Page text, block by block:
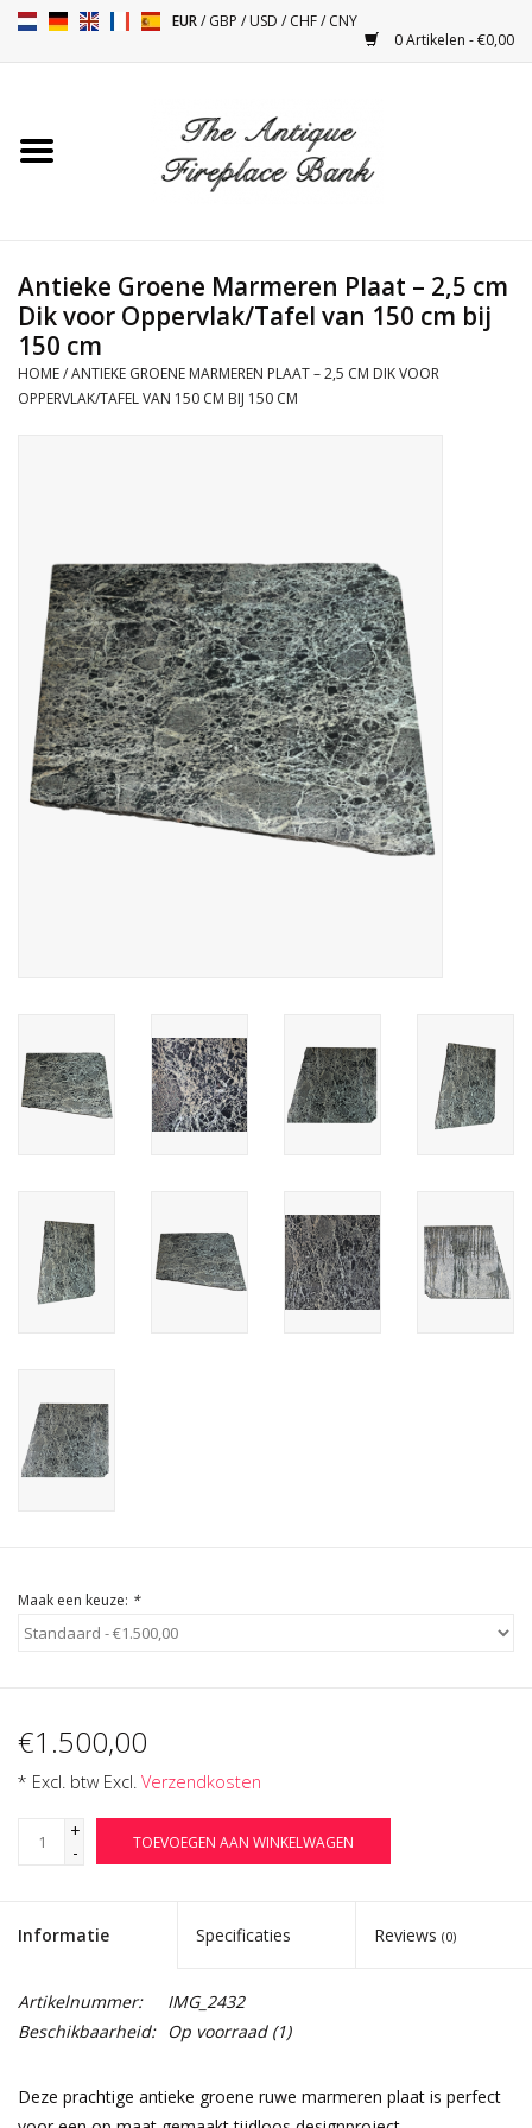
EUR/GBP /USD /CHF/CNY
0 Artikelen - €0,00
Toebehoren
Kacheltjes
Tafels
Decoratieve Outdoor
Objecten
Vloeren - Steen, Terra Cotta
& Marmer
Outlet
Cadeau Bonnen
Antieke Groene Marmeren Plaat – 2,5 cm
Dik voor Oppervlak/Tafel van 150 cm bij
150 cm
HOME/ANTIEKE GROENE MARMEREN PLAAT – 2,5 CM DIK VOOR
OPPERVLAK/TAFEL VAN 150 CM BIJ 150 CM
Maak een keuze: *
€1.500,00
* Excl. btw Excl. Verzendkosten
+
-
TOEVOEGEN AAN WINKELWAGEN
Informatie Specificaties Reviews (0)
Artikelnummer:
IMG_2432
Beschikbaarheid: Op voorraad(1)
Deze prachtige antieke groene ruwe marmeren plaat is perfect